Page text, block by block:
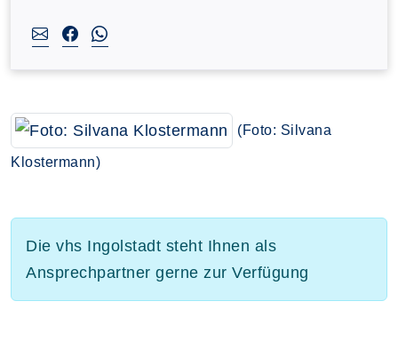
(Foto: Silvana
Klostermann)
Die vhs Ingolstadt steht Ihnen als
Ansprechpartner gerne zur Verfügung